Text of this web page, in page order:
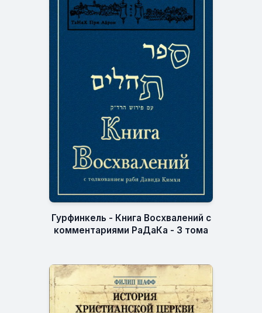
Гурфинкель - Книга Восхвалений с
комментариями РаДаКа - 3 тома